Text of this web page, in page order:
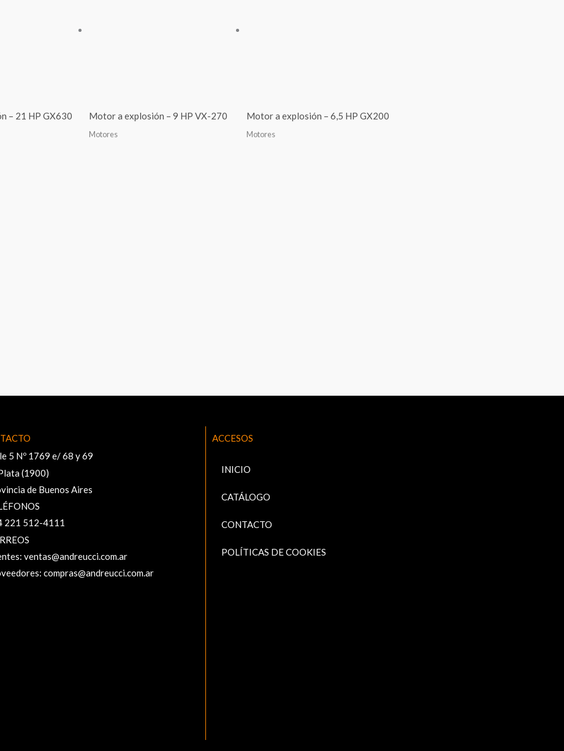
– 21 HP GX630 Motor a explosión – 9 HP VX-270
Motores
Motor a explosión – 6,5 HP GX200
Motores
5 Nº 1769 e/ 68 y 69
(1900)
de Buenos Aires
221 512-4111‬
ventas@andreucci.com.ar
compras@andreucci.com.ar
ACCESOS
INICIO
CATÁLOGO
CONTACTO
POLÍTICAS DE COOKIES